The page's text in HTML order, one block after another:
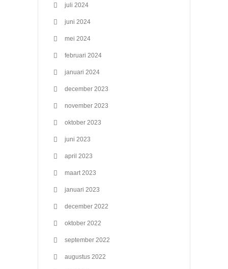
juli 2024
juni 2024
mei 2024
februari 2024
januari 2024
december 2023
november 2023
oktober 2023
juni 2023
april 2023
maart 2023
januari 2023
december 2022
oktober 2022
september 2022
augustus 2022